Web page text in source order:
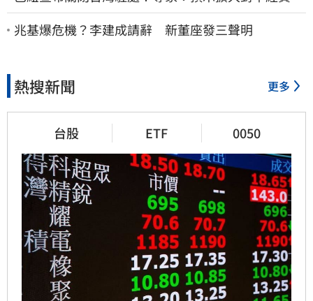
作
兆基爆危機？李建成請辭 新董座發三聲明
熱搜新聞 更多
台股 ETF 0050